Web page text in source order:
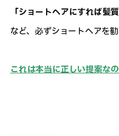
「ショートヘアにすれば髪
など、必ずショートヘアを
これは本当に正しい提案な